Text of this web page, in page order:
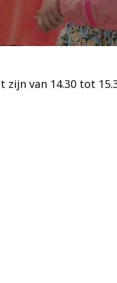
van 14.30 tot